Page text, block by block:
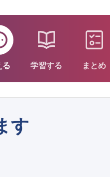
学習する まとめ
す